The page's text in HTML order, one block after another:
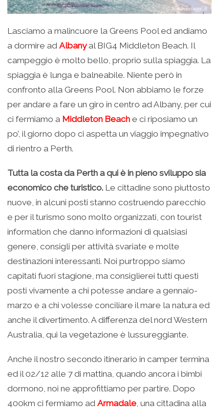
Lasciamo a malincuore la Greens Pool ed andiamo
a dormire ad Albany al BIG4 Middleton Beach. Il
campeggio è molto bello, proprio sulla spiaggia. La
spiaggia è lunga e balneabile. Niente però in
confronto alla Greens Pool. Non abbiamo le forze
per andare a fare un giro in centro ad Albany, per cui
ci fermiamo a Middleton Beach e ci riposiamo un
po’, il giorno dopo ci aspetta un viaggio impegnativo
di rientro a Perth.
Tutta la costa da Perth a qui è in pieno sviluppo sia
economico che turistico. Le cittadine sono piuttosto
nuove, in alcuni posti stanno costruendo parecchio
e per il turismo sono molto organizzati, con tourist
information che danno informazioni di qualsiasi
genere, consigli per attività svariate e molte
destinazioni interessanti. Noi purtroppo siamo
capitati fuori stagione, ma consiglierei tutti questi
posti vivamente a chi potesse andare a gennaio-
marzo e a chi volesse conciliare il mare la natura ed
anche il divertimento. A differenza del nord Western
Australia, qui la vegetazione è lussureggiante.
Anche il nostro secondo itinerario in camper termina
ed il 02/12 alle 7 di mattina, quando ancora i bimbi
dormono, noi ne approfittiamo per partire. Dopo
400km ci fermiamo ad Armadale , una cittadina alla